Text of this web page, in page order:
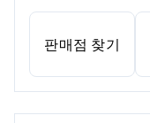
판매점 찾기